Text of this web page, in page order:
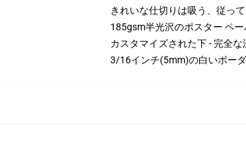
きれいな仕切りは吸う、従っ
185gsm半光沢のポスター ペ
カスタマイズされた下 - 完全
3/16インチ(5mm)の白いボー